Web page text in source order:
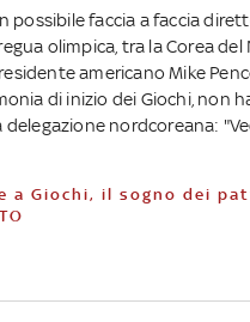
possibile faccia a faccia
olimpica, tra la Corea del
americano Mike
di inizio dei Giochi, non
nordcoreana: